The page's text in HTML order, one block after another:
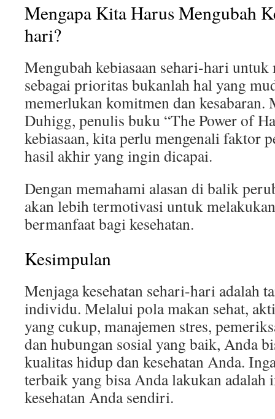
Mengapa Kita Harus Mengubah
hari?
Mengubah kebiasaan sehari-hari untuk
sebagai prioritas bukanlah hal yang
memerlukan komitmen dan kesabaran.
Duhigg, penulis buku “The Power of
kebiasaan, kita perlu mengenali faktor
hasil akhir yang ingin dicapai.
Dengan memahami alasan di balik
akan lebih termotivasi untuk
bermanfaat bagi kesehatan.
Kesimpulan
Menjaga kesehatan sehari-hari adalah
individu. Melalui pola makan sehat,
yang cukup, manajemen stres,
dan hubungan sosial yang baik, Anda
kualitas hidup dan kesehatan Anda.
terbaik yang bisa Anda lakukan adalah
kesehatan Anda sendiri.